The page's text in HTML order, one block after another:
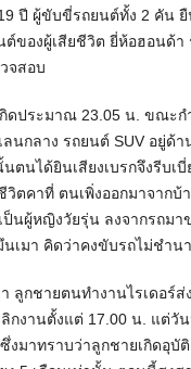
ผู้ขับขี่รถยนต์ทั้ง 2 คัน ยื
ของผู้เสียชีวิต ยี่ห้อฮอนด้
จสอบ
ดประมาณ 23.05 น. ขณะ
กลาง รถยนต์ SUV อยู่ด้า
ตนได้ยินเสียงเบรกจึงรีบ
ตคาที่ ตนเพิ่งออกมาจาก
ผู้หญิงวัยรุ่น ลงจากรถมา
นเมา คิดว่าคงขับรถไม่ชำน
ลูกชายตนทำงานไรเดอร์
กงานตั้งแต่ 17.00 น. แต่วั
มาทราบว่าลูกชายเกิดอุบั